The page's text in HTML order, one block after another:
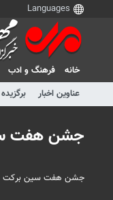
خانه فرهنگ و ادب
عناوین اخبار
برگزیده
جشن هفت
جشن هفت سین برکت